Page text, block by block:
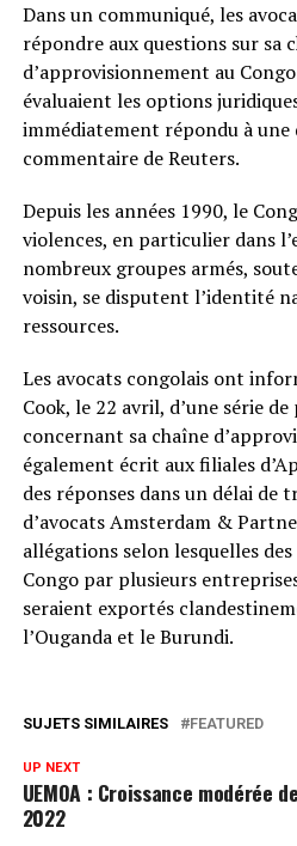
Dans un communiqué, les
répondre aux questions sur sa
d’approvisionnement au
évaluaient les options
immédiatement répondu à une
commentaire de Reuters.
Depuis les années 1990, le
violences, en particulier dans
nombreux groupes armés,
voisin, se disputent l’identité
ressources.
Les avocats congolais ont
Cook, le 22 avril, d’une série
concernant sa chaîne
également écrit aux filiales
des réponses dans un délai de
d’avocats Amsterdam &
allégations selon lesquelles
Congo par plusieurs
seraient exportés
l’Ouganda et le Burundi.
SUJETS SIMILAIRES FEATURED
UP NEXT
UEMOA : Croissance modérée
2022